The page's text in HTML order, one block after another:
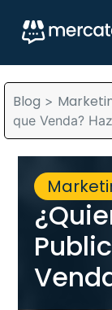
Blog >
que Venda?